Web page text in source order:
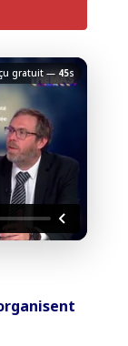
gratuit —45s
Monde
offres